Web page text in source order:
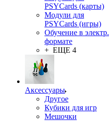
PSYCards (карты)
Модули для
PSYCards (игры)
Обучение в электр.
формате
+ ЕЩЕ 4
Аксессуары
Другое
Кубики для игр
Мешочки